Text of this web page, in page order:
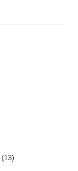
(13)